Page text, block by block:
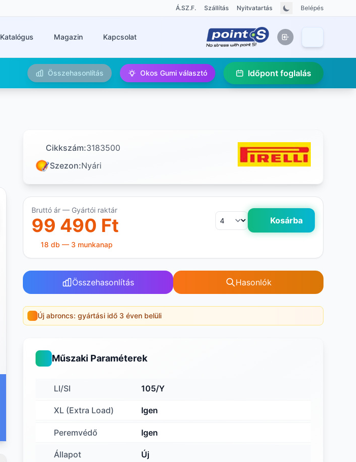
Á.SZ.F. Szállítás Nyitvatartás Belépés
Katalógus Magazin Kapcsolat
Összehasonlítás Okos Gumi választó Időpont foglalás
Cikkszám:3183500
Szezon:Nyári
Bruttó ár — Gyártói raktár
99 490 Ft Kosárba
18 db — 3 munkanap
Összehasonlítás Hasonlók
Új abroncs: gyártási idő 3 éven belüli
Műszaki Paraméterek
LI/SI 105/Y
XL (Extra Load) Igen
Peremvédő Igen
Állapot Új